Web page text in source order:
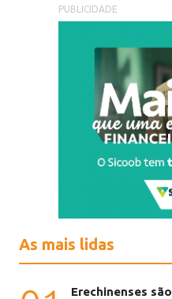
PUBLICIDADE
As mais lidas
Erechinenses